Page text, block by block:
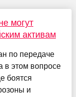
могут
активам
по передаче
в этом вопросе
боятся
и